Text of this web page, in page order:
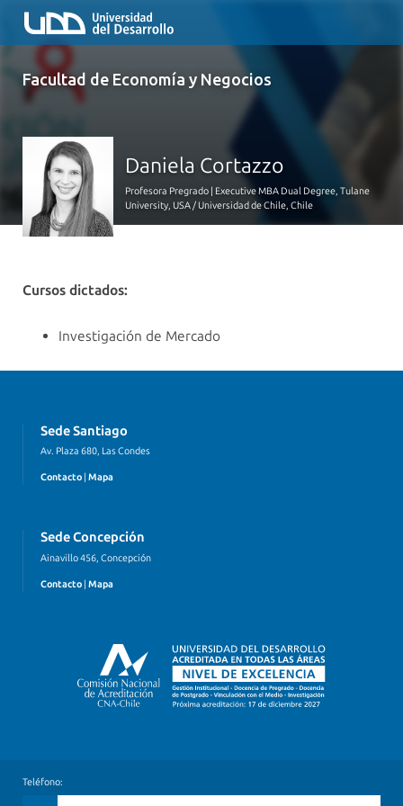
Facultad de Economía y Negocios
Daniela Cortazzo
Profesora Pregrado | Executive MBA Dual Degree, Tulane
University, USA / Universidad de Chile, Chile
Cursos dictados:
Investigación de Mercado
Sede Santiago
Av. Plaza 680, Las Condes
Contacto Mapa
Sede Concepción
Ainavillo 456, Concepción
Contacto | Mapa
Teléfono: